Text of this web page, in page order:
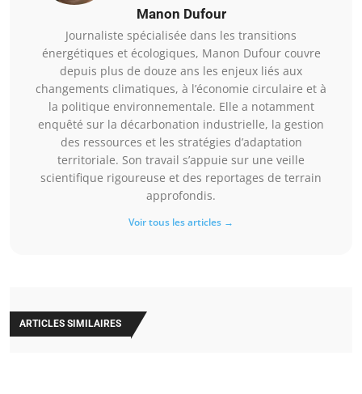
Manon Dufour
Journaliste spécialisée dans les transitions
énergétiques et écologiques, Manon Dufour couvre
depuis plus de douze ans les enjeux liés aux
changements climatiques, à l’économie circulaire et à
la politique environnementale. Elle a notamment
enquêté sur la décarbonation industrielle, la gestion
des ressources et les stratégies d’adaptation
territoriale. Son travail s’appuie sur une veille
scientifique rigoureuse et des reportages de terrain
approfondis.
Voir tous les articles →
ARTICLES SIMILAIRES